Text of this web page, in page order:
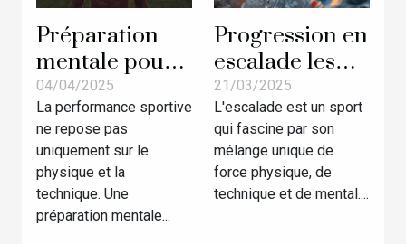
Préparation
mentale pour
la compétition
techniques
inédites pour
améliorer la
performance
sportive
04/04/2025
La performance sportive
ne repose pas
uniquement sur le
physique et la
technique. Une
préparation mentale...
Progression en
escalade les
techniques
d'entraînement
pour
grimpeurs
intermédiaires
21/03/2025
L'escalade est un sport
qui fascine par son
mélange unique de
force physique, de
technique et de mental....